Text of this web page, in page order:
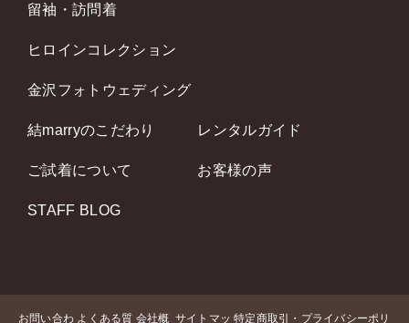
留袖・訪問着
ヒロインコレクション
金沢フォトウェディング
結marryのこだわり レンタルガイド
ご試着について お客様の声
STAFF BLOG
お問い合わ よくある質 会社概 サイトマッ 特定商取引・プライバシーポリ